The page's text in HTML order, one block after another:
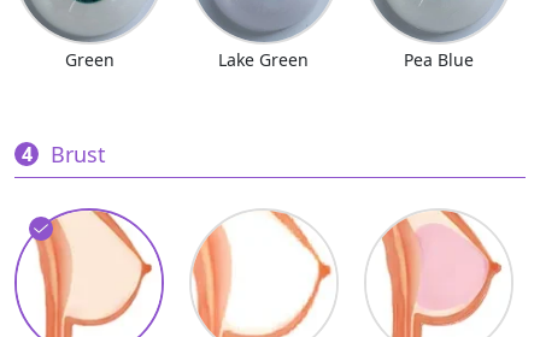
Green Lake Green Pea Blue
Brust